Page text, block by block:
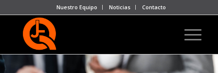
Nuestro Equipo Noticias Contacto